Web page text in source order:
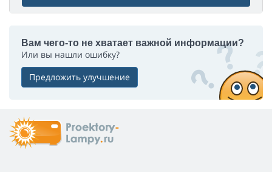
Вам чего-то не хватает важной информации?
Или вы нашли ошибку?
Предложить улучшение